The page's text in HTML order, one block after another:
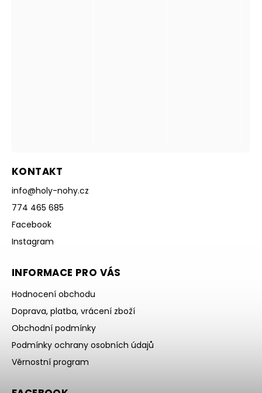
KONTAKT
info@holy-nohy.cz
774 465 685
Facebook
Instagram
INFORMACE PRO VÁS
Hodnocení obchodu
Doprava, platba, vrácení zboží
Obchodní podmínky
Podmínky ochrany osobních údajů
Věrnostní program